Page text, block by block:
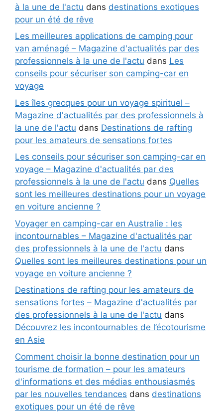
à la une de l'actu dans destinations exotiques
pour un été de rêve
Les meilleures applications de camping pour
van aménagé – Magazine d'actualités par des
professionnels à la une de l'actu dans Les
conseils pour sécuriser son camping-car en
voyage
Les îles grecques pour un voyage spirituel –
Magazine d'actualités par des professionnels à
la une de l'actu dans Destinations de rafting
pour les amateurs de sensations fortes
Les conseils pour sécuriser son camping-car en
voyage – Magazine d'actualités par des
professionnels à la une de l'actu dans Quelles
sont les meilleures destinations pour un voyage
en voiture ancienne ?
Voyager en camping-car en Australie : les
incontournables – Magazine d'actualités par
des professionnels à la une de l'actu dans
Quelles sont les meilleures destinations pour un
voyage en voiture ancienne ?
Destinations de rafting pour les amateurs de
sensations fortes – Magazine d'actualités par
des professionnels à la une de l'actu dans
Découvrez les incontournables de l’écotourisme
en Asie
Comment choisir la bonne destination pour un
tourisme de formation – pour les amateurs
d'informations et des médias enthousiasmés
par les nouvelles tendances dans destinations
exotiques pour un été de rêve